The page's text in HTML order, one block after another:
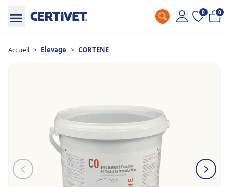
0 0
Accueil > Elevage > CORTENE